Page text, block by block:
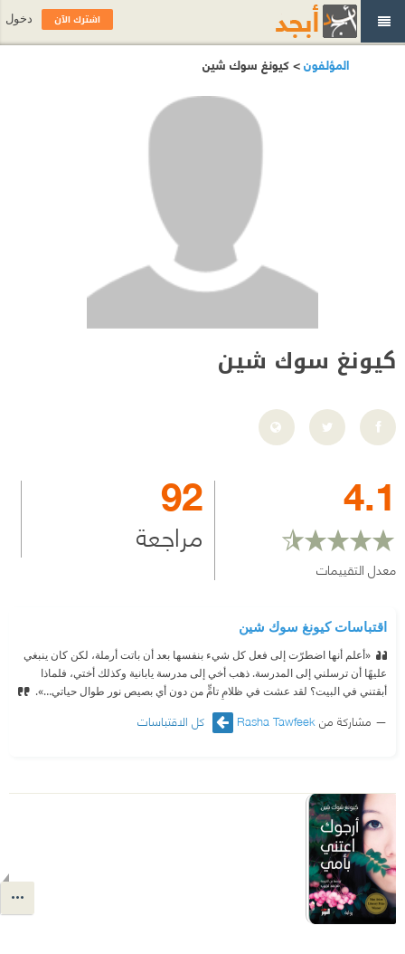
المؤلفون> كيونغ سوك شين
كيونغ سوك شين
4.1
معدل التقييمات
92
مراجعة
اقتباسات كيونغ سوك شين
«أعلم أنها اضطرّت إلى فعل كل شيء بنفسها بعد أن باتت أرملة، لكن كان ينبغي
عليهًا أن ترسلني إلى المدرسة. ذهب أخي إلى مدرسة يابانية وكذلك أختي، فلماذا
أبقتني في البيت؟ لقد عشت في ظلامٍ تامٍّ من دون أي بصيص نور طوال حياتي…».
مشاركة منRasha Tawfeek كل الاقتباسات
اشترك الآن دخول